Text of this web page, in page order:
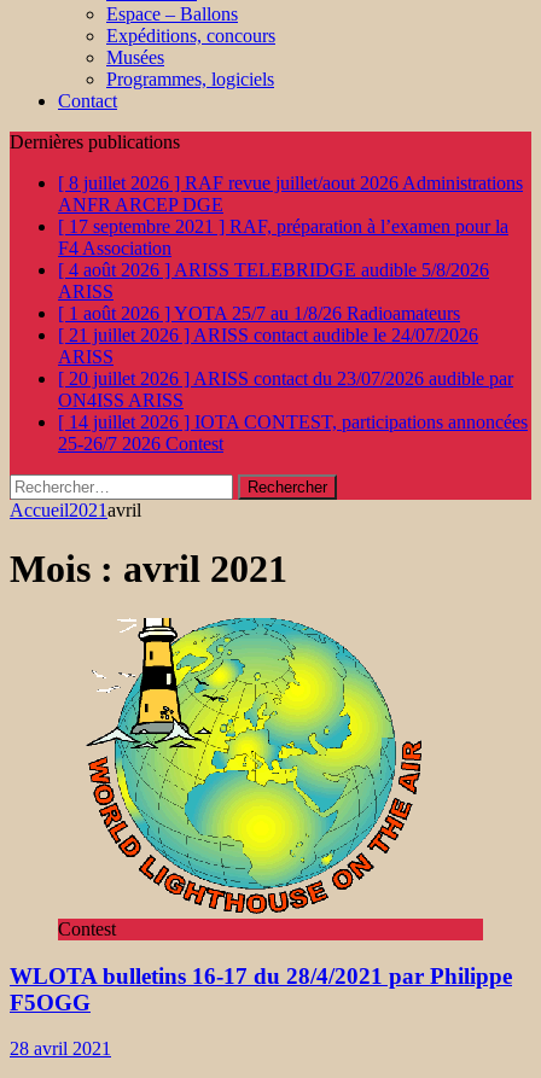
Espace – Ballons
Expéditions, concours
Musées
Programmes, logiciels
Contact
Dernières publications
[ 8 juillet 2026 ] RAF revue juillet/aout 2026 Administrations
ANFR ARCEP DGE
[ 17 septembre 2021 ] RAF, préparation à l’examen pour la
F4 Association
[ 4 août 2026 ] ARISS TELEBRIDGE audible 5/8/2026
ARISS
[ 1 août 2026 ]YOTA 25/7 au 1/8/26 Radioamateurs
[ 21 juillet 2026 ] ARISS contact audible le 24/07/2026
ARISS
[ 20 juillet 2026 ] ARISS contact du 23/07/2026 audible par
ON4ISS ARISS
[ 14 juillet 2026 ] IOTA CONTEST, participations annoncées
25-26/7 2026 Contest
Rechercher :
Accueil2021avril
Mois : avril 2021
Contest
WLOTA bulletins 16-17 du 28/4/2021 par Philippe
F5OGG
28 avril 2021